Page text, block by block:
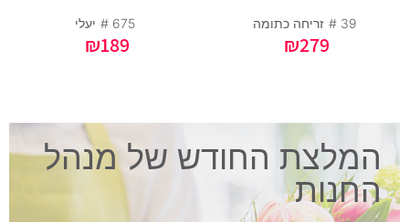
39 # זריחה כתומה
₪279
675 # יעלי
₪189
המלצת החודש של מנהל
החנות